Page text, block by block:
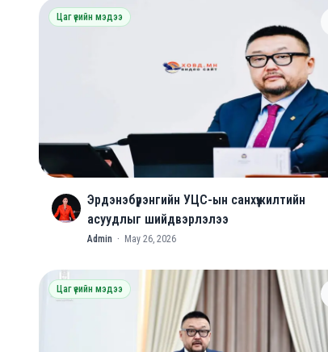
Цаг үеийн мэдээ
A
Эрдэнэбүрэнгийн УЦС-ын санхүүжилтийн
асуудлыг шийдвэрлэлээ
Admin · May 26, 2026
Цаг үеийн мэдээ